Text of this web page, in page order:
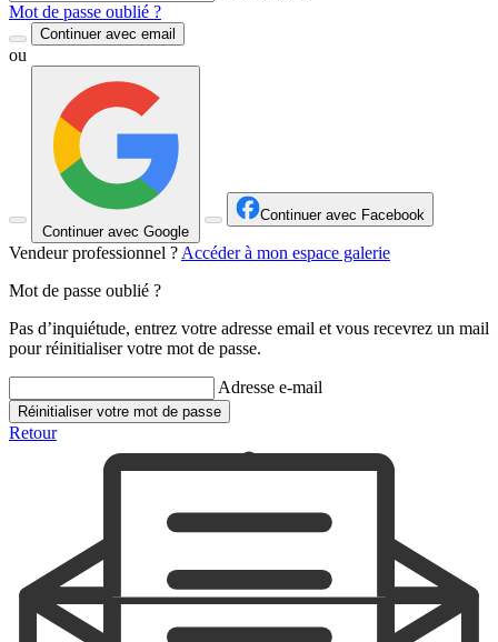
Mot de passe oublié ?
Continuer avec email
ou
Continuer avec Google
Continuer avec Facebook
Vendeur professionnel ? Accéder à mon espace galerie
Mot de passe oublié ?
Pas d’inquiétude, entrez votre adresse email et vous recevrez un mail
pour réinitialiser votre mot de passe.
Adresse e-mail
Réinitialiser votre mot de passe
Retour